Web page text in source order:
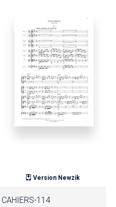
Version Newzik
CAHIERS-114